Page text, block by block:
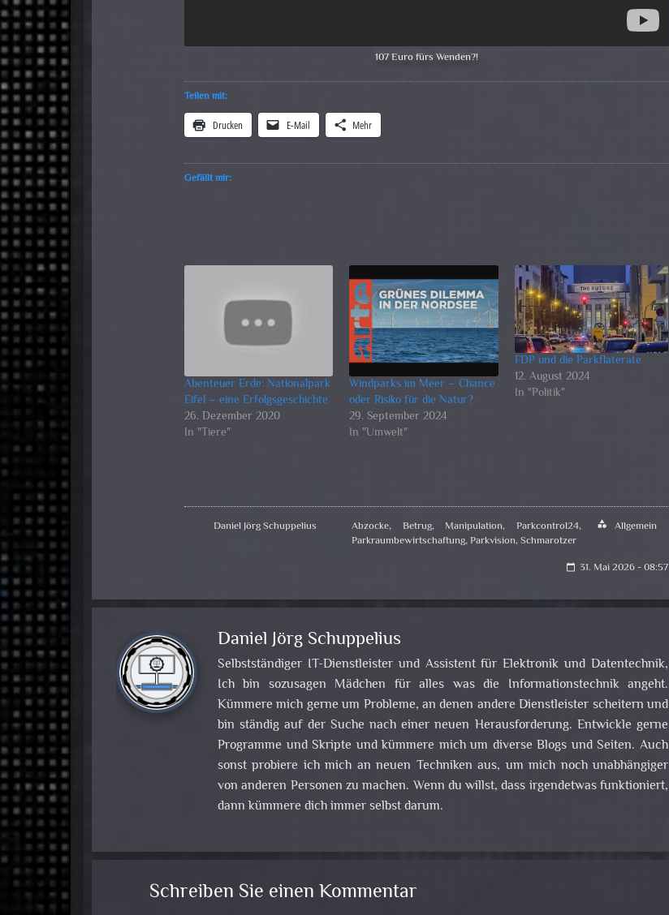
107 Euro fürs Wenden?!
Teilen mit:
Drucken E-Mail Mehr
Gefällt mir:
Abenteuer Erde: Nationalpark
Eifel – eine Erfolgsgeschichte
26. Dezember 2020
In "Tiere"
Windparks im Meer – Chance
oder Risiko für die Natur?
29. September 2024
In "Umwelt"
FDP und die Parkflaterate
12. August 2024
In "Politik"
Daniel Jörg Schuppelius Abzocke, Betrug, Manipulation,Parkcontrol24,
Parkraumbewirtschaftung,Parkvision,Schmarotzer
category Allgemein
calendar_today 31. Mai 2026 - 08:57
Daniel Jörg Schuppelius
Selbstständiger IT-Dienstleister und Assistent für Elektronik und Datentechnik,
Ich bin sozusagen Mädchen für alles was die Informationstechnik angeht.
Kümmere mich gerne um Probleme, an denen andere Dienstleister scheitern und
bin ständig auf der Suche nach einer neuen Herausforderung. Entwickle gerne
Programme und Skripte und kümmere mich um diverse Blogs und Seiten. Auch
sonst probiere ich mich an neuen Techniken aus, um mich noch unabhängiger
von anderen Personen zu machen. Wenn du willst, dass irgendetwas funktioniert,
dann kümmere dich immer selbst darum.
Schreiben Sie einen Kommentar